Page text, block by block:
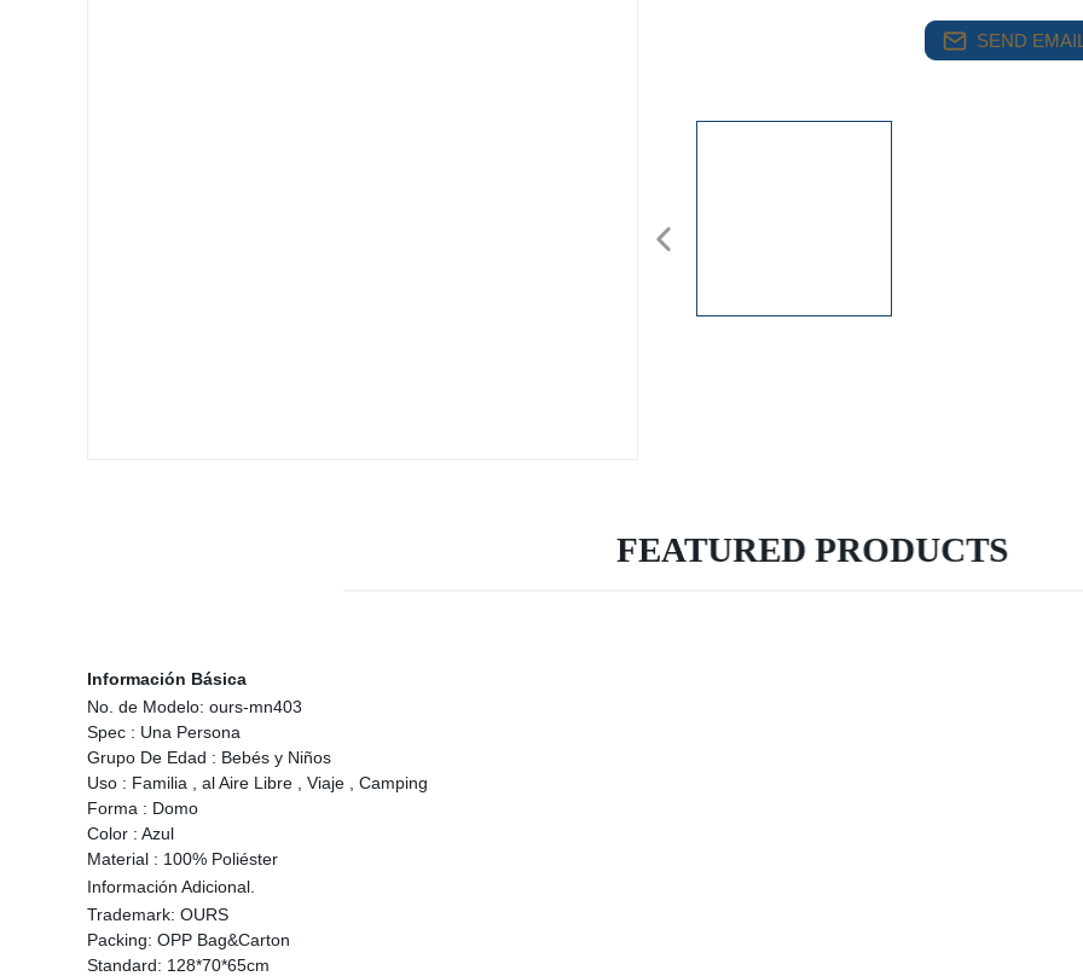
SEND
FEATURED PRODUCTS
Información Básica
No. de Modelo: ours-mn403
Spec : Una Persona
Grupo De Edad : Bebés y Niños
Uso : Familia , al Aire Libre , Viaje , Camping
Forma : Domo
Color : Azul
Material : 100% Poliéster
Información Adicional.
Trademark: OURS
Packing: OPP Bag&Carton
Standard: 128*70*65cm